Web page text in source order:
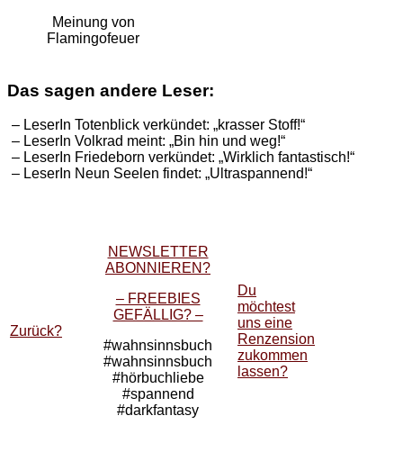
Meinung von
Flamingofeuer
Das sagen andere Leser:
– LeserIn Totenblick verkündet: „krasser Stoff!“
– LeserIn Volkrad meint: „Bin hin und weg!“
– LeserIn Friedeborn verkündet: „Wirklich fantastisch!“
– LeserIn Neun Seelen findet: „Ultraspannend!“
Zurück?
NEWSLETTER
ABONNIEREN?
– FREEBIES
GEFÄLLIG? –
#wahnsinnsbuch
#wahnsinnsbuch
#hörbuchliebe
#spannend
#darkfantasy
Du
möchtest
uns eine
Renzension
zukommen
lassen?